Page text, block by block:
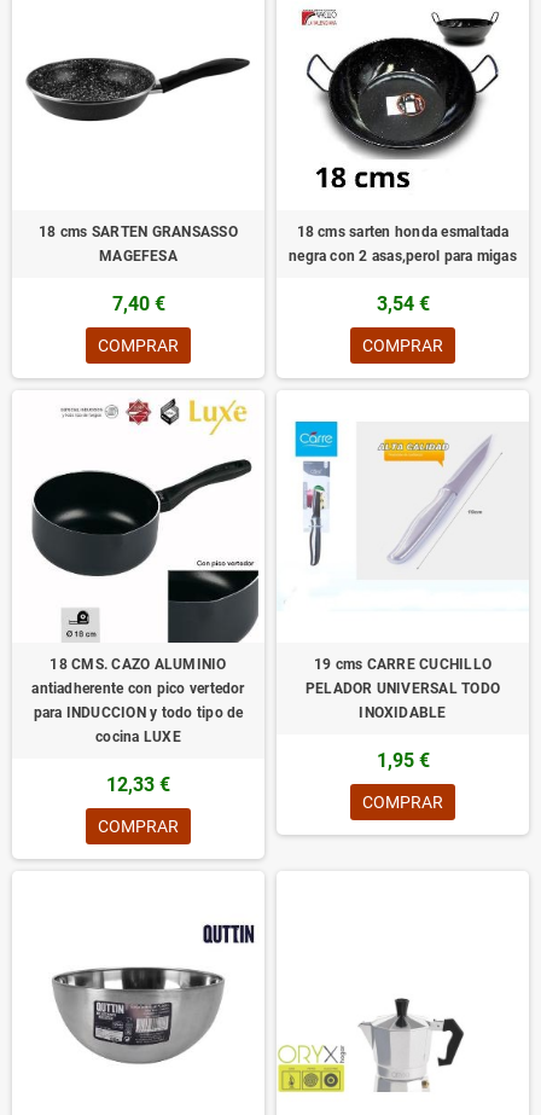
18 cms SARTEN GRANSASSO
MAGEFESA
7,40 €
COMPRAR
18 cms sarten honda esmaltada
negra con 2 asas,perol para migas
3,54 €
COMPRAR
18 CMS. CAZO ALUMINIO
antiadherente con pico vertedor
para INDUCCION y todo tipo de
cocina LUXE
12,33 €
COMPRAR
19 cms CARRE CUCHILLO
PELADOR UNIVERSAL TODO
INOXIDABLE
1,95 €
COMPRAR